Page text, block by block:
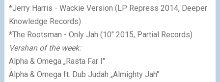
*Jerry Harris - Wackie Version (LP Repress 2014, Deeper
Knowledge Records)
*The Rootsman - Only Jah (10″ 2015, Partial Records)
Vershan of the week:
Alpha & Omega „Rasta Far I"
Alpha & Omega ft. Dub Judah „Almighty Jah"